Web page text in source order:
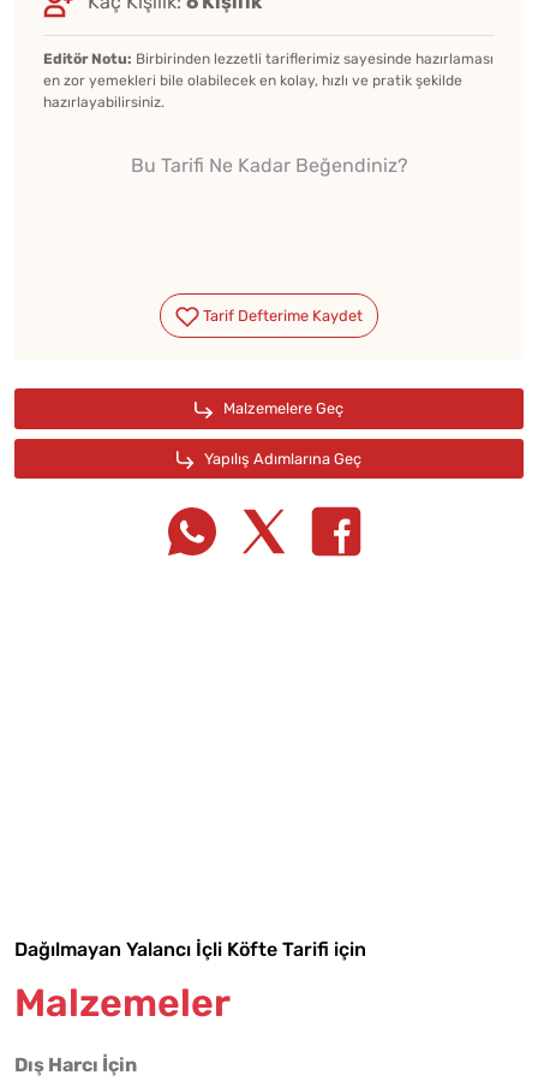
Editör Notu: Birbirinden lezzetli tariflerimiz sayesinde hazırlaması
en zor yemekleri bile olabilecek en kolay, hızlı ve pratik şekilde
hazırlayabilirsiniz.
Bu Tarifi Ne Kadar Beğendiniz?
Dağılmayan Yalancı İçli Köfte Tarifi için
Malzemeler
Dış Harcı İçin